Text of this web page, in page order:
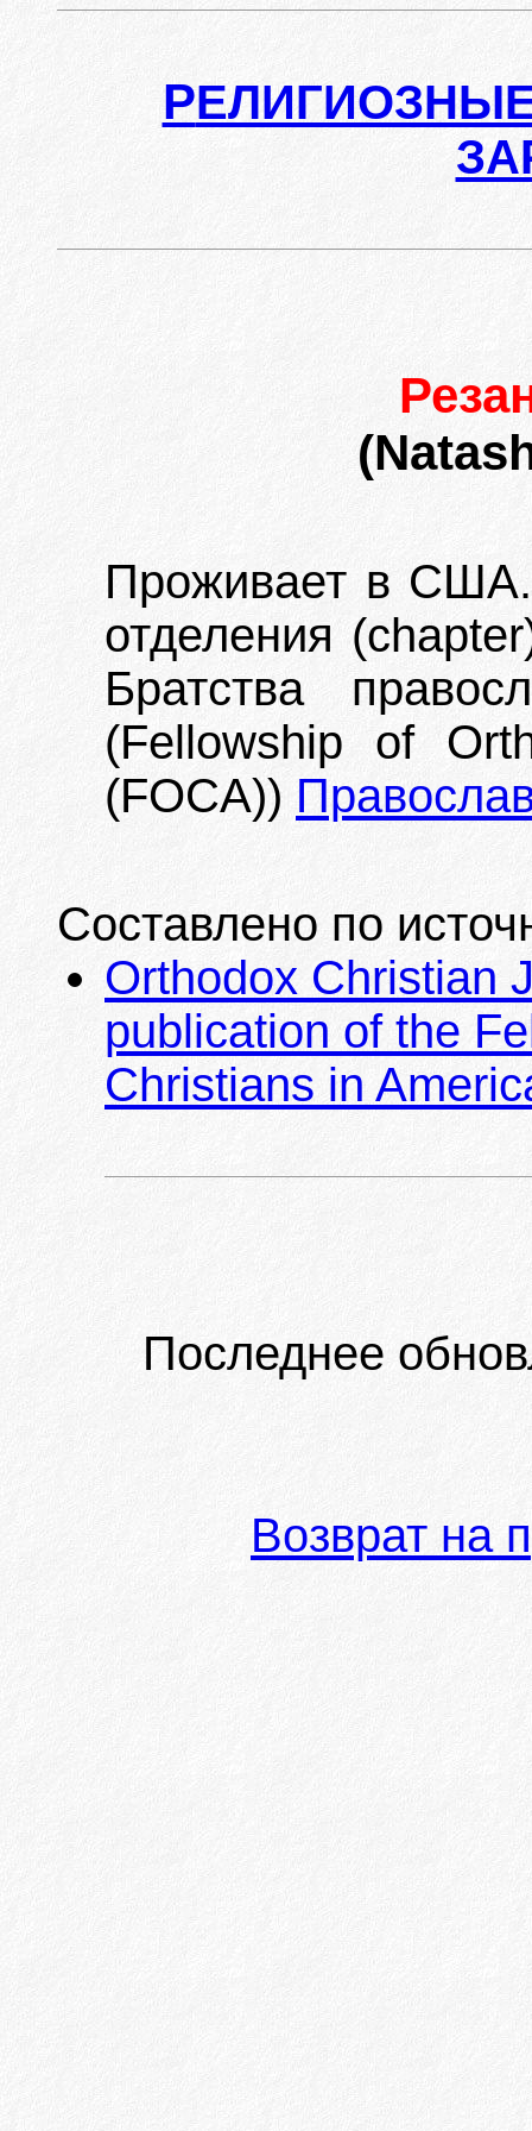
Р
Проживает в США.
отделения
Братства
(Fellowship of
(FOCA))
Составлено по
Orthodox Christian
publication of the
Christians in
Последнее
Возврат на